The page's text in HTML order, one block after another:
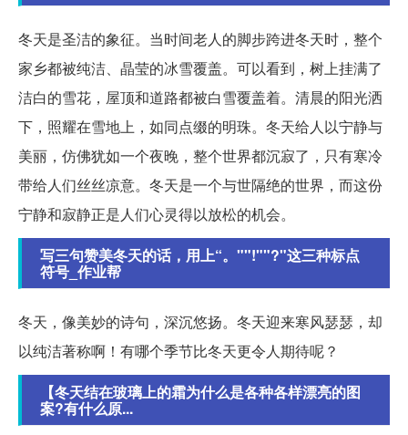
冬天是圣洁的象征。当时间老人的脚步跨进冬天时，整个
家乡都被纯洁、晶莹的冰雪覆盖。可以看到，树上挂满了
洁白的雪花，屋顶和道路都被白雪覆盖着。清晨的阳光洒
下，照耀在雪地上，如同点缀的明珠。冬天给人以宁静与
美丽，仿佛犹如一个夜晚，整个世界都沉寂了，只有寒冷
带给人们丝丝凉意。冬天是一个与世隔绝的世界，而这份
宁静和寂静正是人们心灵得以放松的机会。
写三句赞美冬天的话，用上“。""!""?"这三种标点
符号_作业帮
冬天，像美妙的诗句，深沉悠扬。冬天迎来寒风瑟瑟，却
以纯洁著称啊！有哪个季节比冬天更令人期待呢？
【冬天结在玻璃上的霜为什么是各种各样漂亮的图
案?有什么原...